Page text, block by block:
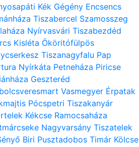
Kék Gégény Encsencs
Tiszabercel Szamosszeg
Nyírvasvári Tiszabezdéd
Kisléta Ököritófülpös
Tiszanagyfalu Pap
Nyírkáta Petneháza Piricse
Geszteréd
Vasmegyer Érpatak
Pócspetri Tiszakanyár
Kékcse Ramocsaháza
Nagyvarsány Tiszatelek
Biri Pusztadobos Timár Kölcse